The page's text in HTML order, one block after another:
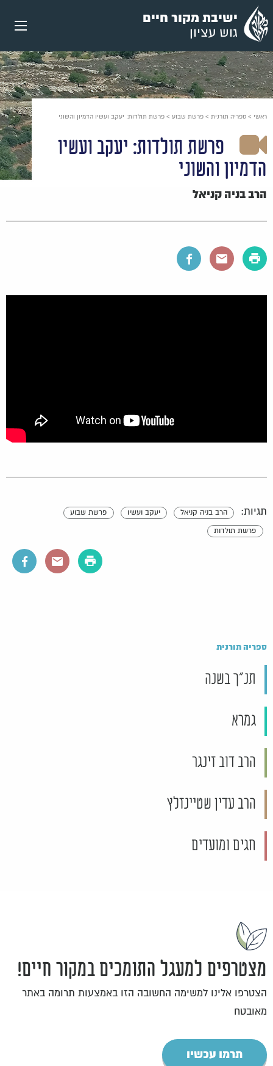
עבור
אל
תוכן
העמוד
ישיבת מקור חיים
גוש עציון
ראשי > ספריה תורנית > פרשת שבוע > פרשת תולדות: יעקב ועשיו הדמיון והשוני
פרשת תולדות: יעקב ועשיו
הדמיון והשוני
הרב בניה קניאל
תגיות: הרב בניה קניאל יעקב ועשיו
פרשת שבוע
פרשת תולדות
ספריה תורנית
תנ"ך בשנה
גמרא
הרב דוב זינגר
הרב עדין שטיינזלץ
חגים ומועדים
מצטרפים למעגל התומכים במקור חיים!
הצטרפו אלינו למשימה החשובה הזו באמצעות תרומה באתר
מאובטח
תרמו עכשיו